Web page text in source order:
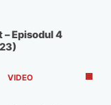
– Episodul 4
VIDEO